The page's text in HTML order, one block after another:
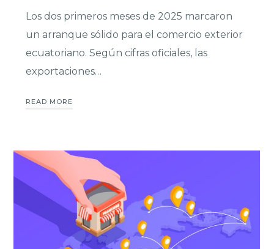
Los dos primeros meses de 2025 marcaron
un arranque sólido para el comercio exterior
ecuatoriano. Según cifras oficiales, las
exportaciones…
READ MORE